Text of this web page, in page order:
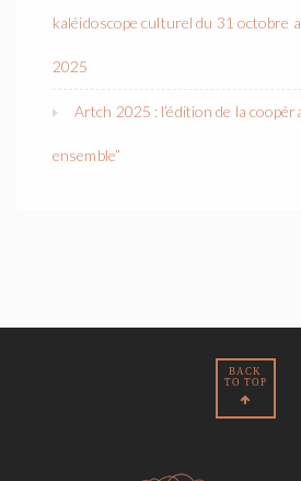
kaléidoscope culturel du 31 octobre
2025
Artch 2025 : l’édition de la
ensemble”
BACK
TO TOP